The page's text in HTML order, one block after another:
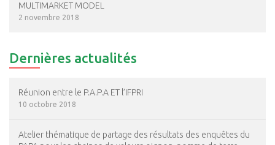
MULTIMARKET MODEL
2 novembre 2018
Dernières actualités
Réunion entre le P.A.P.A ET l’IFPRI
10 octobre 2018
Atelier thématique de partage des résultats des enquêtes du